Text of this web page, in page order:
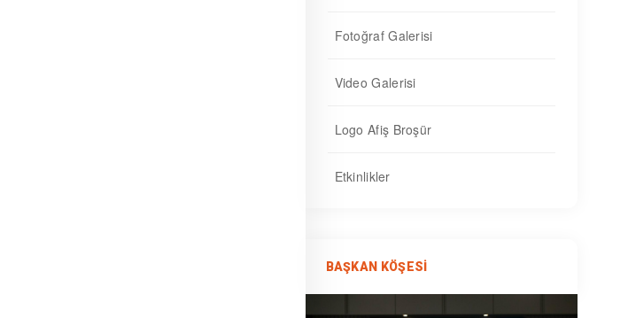
Fotoğraf Galerisi
Video Galerisi
Logo Afiş Broşür
Etkinlikler
BAŞKAN KÖŞESI